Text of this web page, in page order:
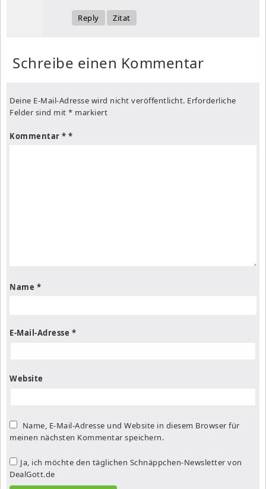
Reply Zitat
Schreibe einen Kommentar
Deine E-Mail-Adresse wird nicht veröffentlicht. Erforderliche
Felder sind mit * markiert
Kommentar *
Name *
E-Mail-Adresse *
Website
Name, E-Mail-Adresse und Website in diesem Browser für
meinen nächsten Kommentar speichern.
Ja, ich möchte den täglichen Schnäppchen-Newsletter von
DealGott.de